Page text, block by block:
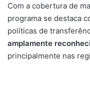
Com a cobertura de
programa se destaca
políticas de
amplamente
principalmente nas